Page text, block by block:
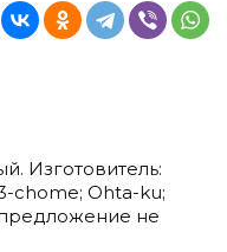
Изготовитель:
chome; Ohta-ku;
не